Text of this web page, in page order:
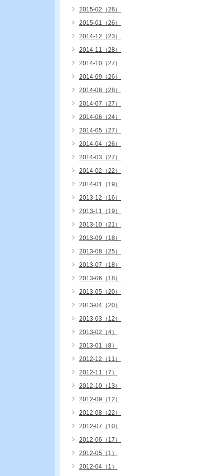
2015-02（26）
2015-01（26）
2014-12（23）
2014-11（28）
2014-10（27）
2014-09（26）
2014-08（28）
2014-07（27）
2014-06（24）
2014-05（27）
2014-04（26）
2014-03（27）
2014-02（22）
2014-01（19）
2013-12（16）
2013-11（19）
2013-10（21）
2013-09（18）
2013-08（25）
2013-07（18）
2013-06（18）
2013-05（20）
2013-04（20）
2013-03（12）
2013-02（4）
2013-01（8）
2012-12（11）
2012-11（7）
2012-10（13）
2012-09（12）
2012-08（22）
2012-07（10）
2012-06（17）
2012-05（1）
2012-04（1）